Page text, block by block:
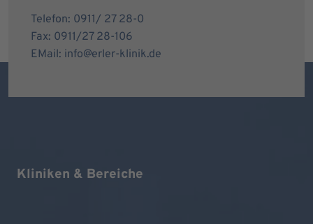
Telefon: 0911/ 27 28-0
Fax: 0911/27 28-106
EMail: info@erler-klinik.de
Kliniken & Bereiche